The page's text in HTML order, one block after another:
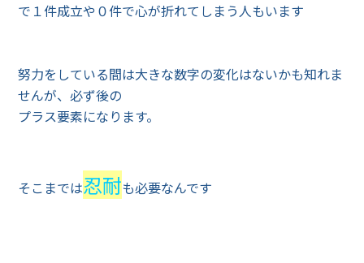
で１件成立や０件で心が折れてしまう人もいます
努力をしている間は大きな数字の変化はないかも知れま
せんが、必ず後の
プラス要素になります。
そこまでは忍耐も必要なんです